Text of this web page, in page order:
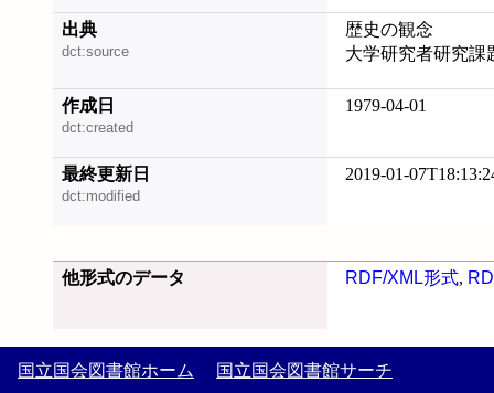
出典
dct:source
歴史の観念
大学研究者研究課
作成日
dct:created
1979-04-01
最終更新日
dct:modified
2019-01-
他形式のデータ RDF/XML形式,
国立国会図書館ホーム 国立国会図書館サーチ